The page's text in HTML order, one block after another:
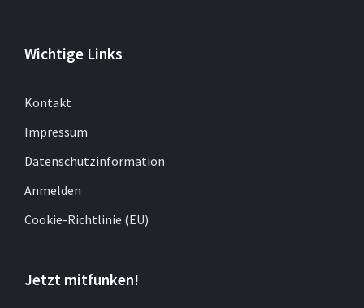
Wichtige Links
Kontakt
Impressum
Datenschutzinformation
Anmelden
Cookie-Richtlinie (EU)
Jetzt mitfunken!